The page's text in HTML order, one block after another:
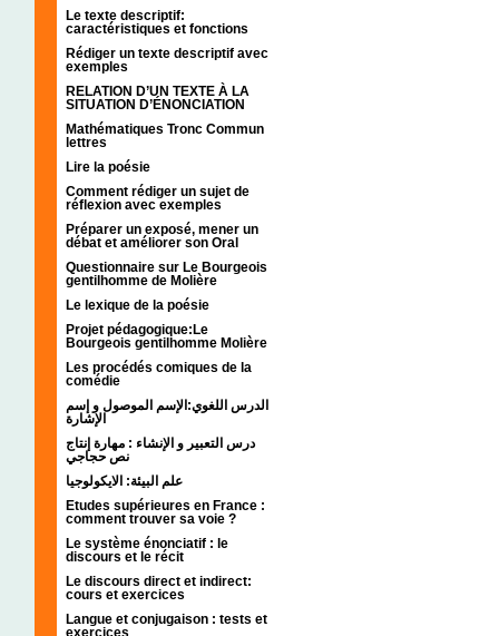
Le texte descriptif:
caractéristiques et fonctions
Rédiger un texte descriptif avec
exemples
RELATION D’UN TEXTE À LA
SITUATION D’ÉNONCIATION
Mathématiques Tronc Commun
lettres
Lire la poésie
Comment rédiger un sujet de
réflexion avec exemples
Préparer un exposé, mener un
débat et améliorer son Oral
Questionnaire sur Le Bourgeois
gentilhomme de Molière
Le lexique de la poésie
Projet pédagogique:Le
Bourgeois gentilhomme Molière
Les procédés comiques de la
comédie
الدرس اللغوي:الإسم الموصول و إسم
الإشارة
درس التعبير و الإنشاء : مهارة إنتاج
نص حجاجي
علم البيئة: الايكولوجيا
Etudes supérieures en France :
comment trouver sa voie ?
Le système énonciatif : le
discours et le récit
Le discours direct et indirect:
cours et exercices
Langue et conjugaison : tests et
exercices